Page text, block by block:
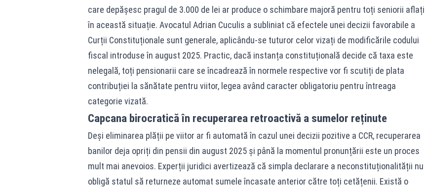
care depășesc pragul de 3.000 de lei ar produce o schimbare majoră pentru toți seniorii aflați
în această situație. Avocatul Adrian Cuculis a subliniat că efectele unei decizii favorabile a
Curții Constituționale sunt generale, aplicându-se tuturor celor vizați de modificările codului
fiscal introduse în august 2025. Practic, dacă instanța constituțională decide că taxa este
nelegală, toți pensionarii care se încadrează în normele respective vor fi scutiți de plata
contribuției la sănătate pentru viitor, legea având caracter obligatoriu pentru întreaga
categorie vizată.
Capcana birocratică în recuperarea retroactivă a sumelor reținute
Deși eliminarea plății pe viitor ar fi automată în cazul unei decizii pozitive a CCR, recuperarea
banilor deja opriți din pensii din august 2025 și până la momentul pronunțării este un proces
mult mai anevoios. Experții juridici avertizează că simpla declarare a neconstituționalității nu
obligă statul să returneze automat sumele încasate anterior către toți cetățenii. Există o